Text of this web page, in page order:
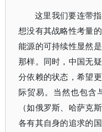
这里我们要连带
想没有其战略性考量
能源的可持续性显然
那样。同时，中国无
分依赖的状态，希望
际贸易。当然也包含
（如俄罗斯、哈萨克
各有其自身的追求的